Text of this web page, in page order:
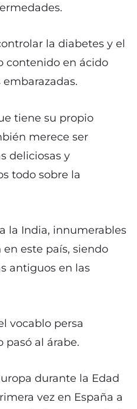
la diabetes y el
contenido en ácido
tiene su propio
merece ser
deliciosas y
todo sobre la
la India, innumerables
este país, siendo
antiguos en las
vocablo persa
pasó al árabe.
durante la Edad
vez en España a